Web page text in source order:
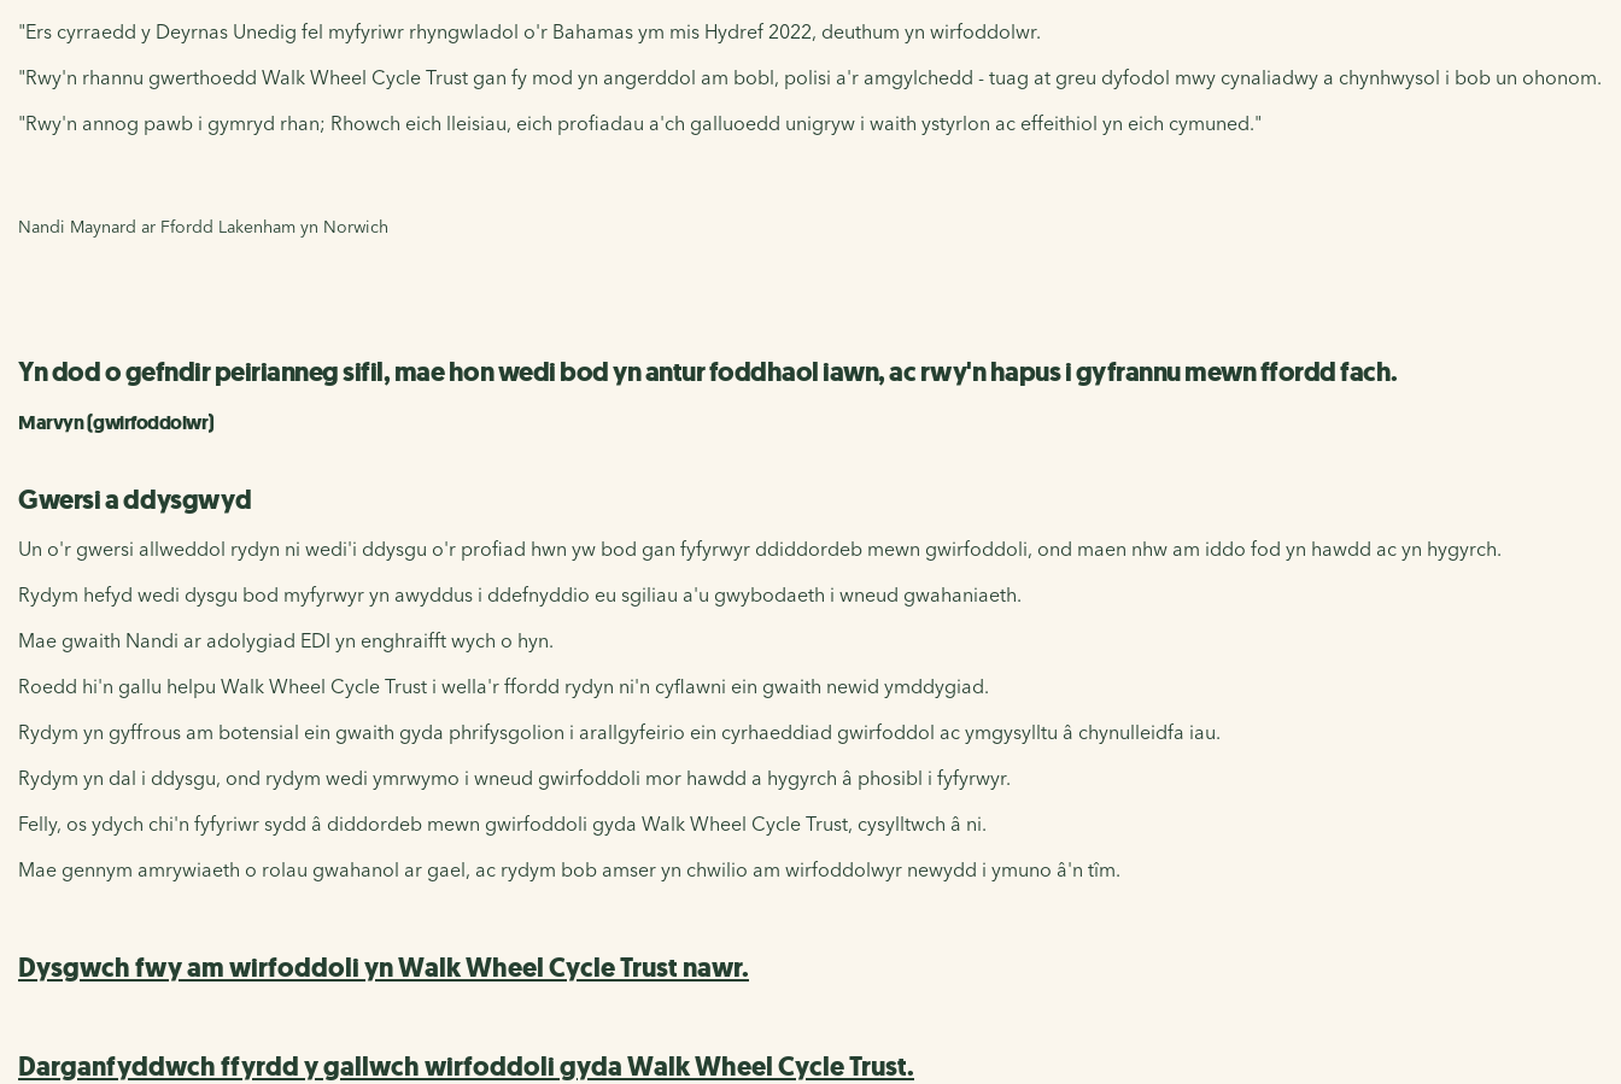
"Ers cyrraedd y Deyrnas Unedig fel myfyriwr rhyngwladol o'r Bahamas ym mis Hydref 2022, deuthum yn wirfoddolwr.
"Rwy'n rhannu gwerthoedd Walk Wheel Cycle Trust gan fy mod yn angerddol am bobl, polisi a'r amgylchedd - tuag at greu dyfodol mwy cynaliadwy a chynhwysol i bob un ohonom.
"Rwy'n annog pawb i gymryd rhan; Rhowch eich lleisiau, eich profiadau a'ch galluoedd unigryw i waith ystyrlon ac effeithiol yn eich cymuned."
Nandi Maynard ar Ffordd Lakenham yn Norwich
Yn dod o gefndir peirianneg sifil, mae hon wedi bod yn antur foddhaol iawn, ac rwy'n hapus i gyfrannu mewn ffordd fach.
Marvyn (gwirfoddolwr)
Gwersi a ddysgwyd
Un o'r gwersi allweddol rydyn ni wedi'i ddysgu o'r profiad hwn yw bod gan fyfyrwyr ddiddordeb mewn gwirfoddoli, ond maen nhw am iddo fod yn hawdd ac yn hygyrch.
Rydym hefyd wedi dysgu bod myfyrwyr yn awyddus i ddefnyddio eu sgiliau a'u gwybodaeth i wneud gwahaniaeth.
Mae gwaith Nandi ar adolygiad EDI yn enghraifft wych o hyn.
Roedd hi'n gallu helpu Walk Wheel Cycle Trust i wella'r ffordd rydyn ni'n cyflawni ein gwaith newid ymddygiad.
Rydym yn gyffrous am botensial ein gwaith gyda phrifysgolion i arallgyfeirio ein cyrhaeddiad gwirfoddol ac ymgysylltu â chynulleidfa iau.
Rydym yn dal i ddysgu, ond rydym wedi ymrwymo i wneud gwirfoddoli mor hawdd a hygyrch â phosibl i fyfyrwyr.
Felly, os ydych chi'n fyfyriwr sydd â diddordeb mewn gwirfoddoli gyda Walk Wheel Cycle Trust, cysylltwch â ni.
Mae gennym amrywiaeth o rolau gwahanol ar gael, ac rydym bob amser yn chwilio am wirfoddolwyr newydd i ymuno â'n tîm.
Dysgwch fwy am wirfoddoli yn Walk Wheel Cycle Trust nawr.
Darganfyddwch ffyrdd y gallwch wirfoddoli gyda Walk Wheel Cycle Trust.